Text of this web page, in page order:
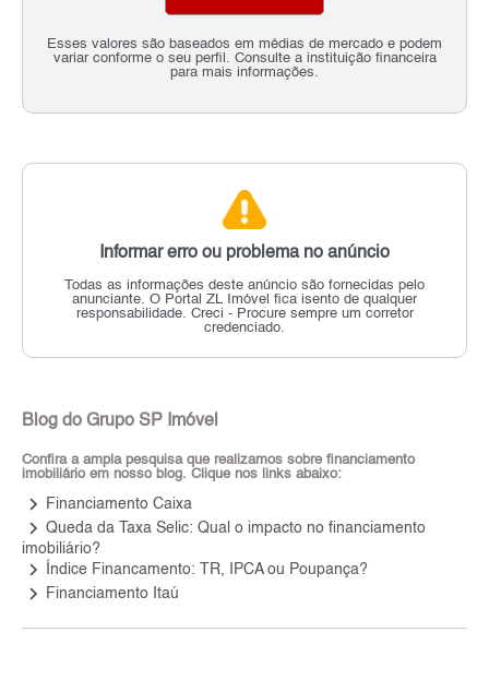
Esses valores são baseados em médias de mercado e podem
variar conforme o seu perfil. Consulte a instituição financeira
para mais informações.
Informar erro ou problema no anúncio
Todas as informações deste anúncio são fornecidas pelo
anunciante. O Portal ZL Imóvel fica isento de qualquer
responsabilidade. Creci - Procure sempre um corretor
credenciado.
Blog do Grupo SP Imóvel
Confira a ampla pesquisa que realizamos sobre financiamento
imobiliário em nosso blog. Clique nos links abaixo:
keyboard_arrow_right Financiamento Caixa
keyboard_arrow_right Queda da Taxa Selic: Qual o impacto no financiamento
imobiliário?
keyboard_arrow_right Índice Financamento: TR, IPCA ou Poupança?
keyboard_arrow_right Financiamento Itaú